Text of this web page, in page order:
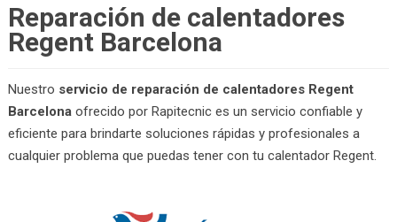
Reparación de calentadores
Regent Barcelona
Nuestro servicio de reparación de calentadores Regent
Barcelonaofrecido por Rapitecnic es un servicio confiable y
eficiente para brindarte soluciones rápidas y profesionales a
cualquier problema que puedas tener con tu calentador Regent.